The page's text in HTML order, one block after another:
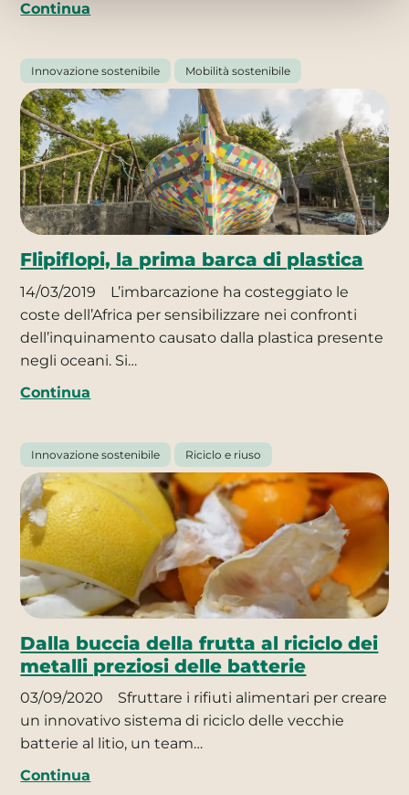
Continua
Innovazione sostenibile Mobilità sostenibile
Flipiflopi, la prima barca di plastica
14/03/2019
L’imbarcazione ha costeggiato le
coste dell’Africa per sensibilizzare nei confronti
dell’inquinamento causato dalla plastica presente
negli oceani. Si…
Continua
Innovazione sostenibile Riciclo e riuso
Dalla buccia della frutta al riciclo dei
metalli preziosi delle batterie
03/09/2020
Sfruttare i rifiuti alimentari per creare
un innovativo sistema di riciclo delle vecchie
batterie al litio, un team…
Continua